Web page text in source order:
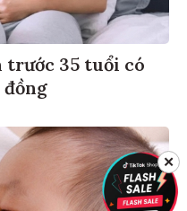
trước 35 tuổi có
✕